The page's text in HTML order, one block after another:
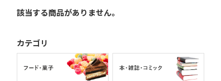
該当する商品がありません。
カテゴリ